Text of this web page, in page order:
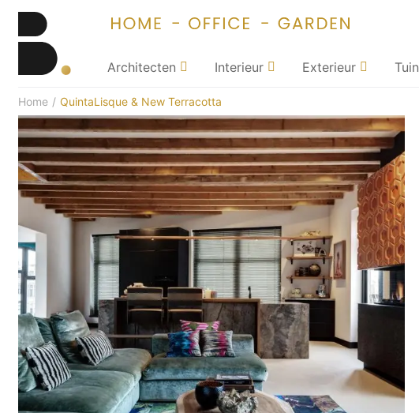
Architecten Interieur Exterieur Tuin
Home / QuintaLisque & New Terracotta